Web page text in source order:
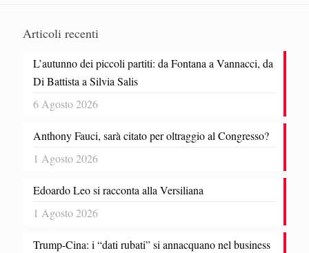
Articoli recenti
L’autunno dei piccoli partiti: da Fontana a Vannacci, da
Di Battista a Silvia Salis
6 Agosto 2026
Anthony Fauci, sarà citato per oltraggio al Congresso?
1 Agosto 2026
Edoardo Leo si racconta alla Versiliana
1 Agosto 2026
Trump-Cina: i “dati rubati” si annacquano nel business